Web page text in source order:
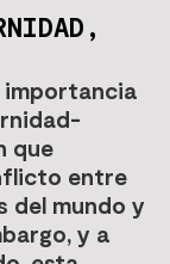
importancia
que
entre
del mundo y
y a